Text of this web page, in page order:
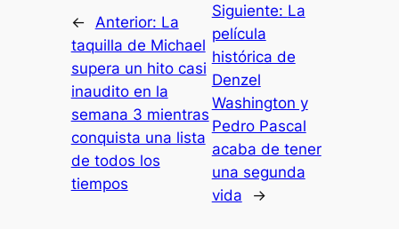
← Anterior: La
taquilla de Michael
supera un hito casi
inaudito en la
semana 3 mientras
conquista una lista
de todos los
tiempos
Siguiente: La
película
histórica de
Denzel
Washington y
Pedro Pascal
acaba de tener
una segunda
vida
→